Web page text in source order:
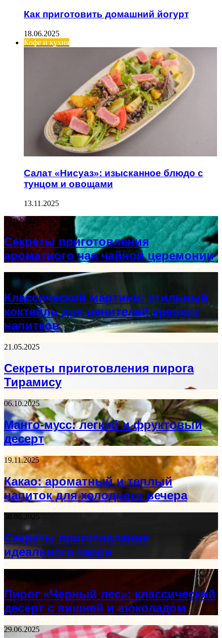
Как приготовить домашний йогурт
18.06.2025
Кофе и кухня
Салат «Нисуаз»: изысканное блюдо с
тунцом и овощами
13.11.2025
17.02.2026
Секреты приготовления
ароматного чая чайной церемонии
14.10.2025
Классический мартини: стильный
коктейль для ценителей крепких
напитков
21.05.2025
Секреты приготовления пирога
Тирамису
06.10.2025
Манго-мусс: легкий и фруктовый
десерт
19.11.2025
Какао: ароматный и теплый
напиток для холодного вечера
30.06.2025
Секреты приготовления
идеального карри
Пирог «Черный лес»: классический
десерт с вишней и шоколадом
29.06.2025